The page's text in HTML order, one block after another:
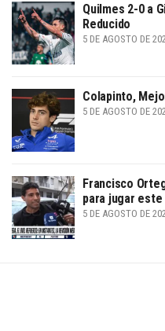
Quilmes 2-0 a
Reducido
5 DE AGOSTO DE
Colapinto,
5 DE AGOSTO DE
Francisco
para jugar este
5 DE AGOSTO DE